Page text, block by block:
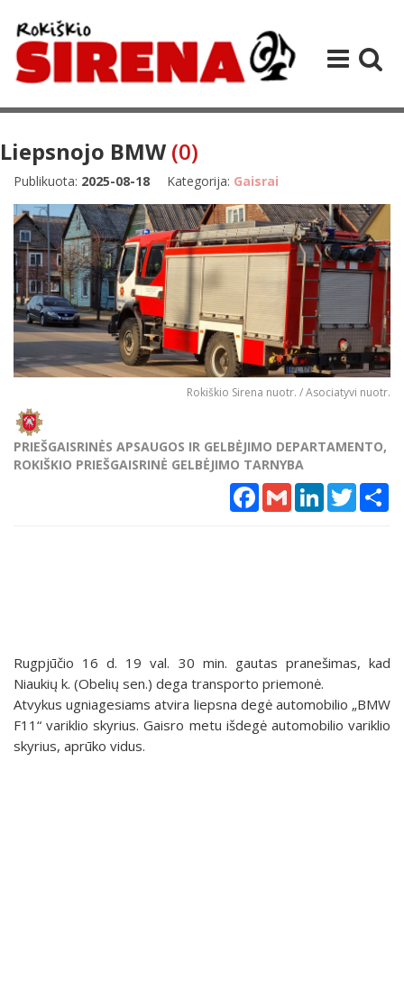
Liepsnojo BMW (0)
Publikuota: 2025-08-18 Kategorija: Gaisrai
Rokiškio Sirena nuotr. / Asociatyvi nuotr.
PRIEŠGAISRINĖS APSAUGOS IR GELBĖJIMO DEPARTAMENTO,
ROKIŠKIO PRIEŠGAISRINĖ GELBĖJIMO TARNYBA
Facebook
Gmail LinkedInTwitter
Rugpjūčio 16 d. 19 val. 30 min. gautas pranešimas, kad
Niaukių k. (Obelių sen.) dega transporto priemonė.
Atvykus ugniagesiams atvira liepsna degė automobilio „BMW
F11“ variklio skyrius. Gaisro metu išdegė automobilio variklio
skyrius, aprūko vidus.